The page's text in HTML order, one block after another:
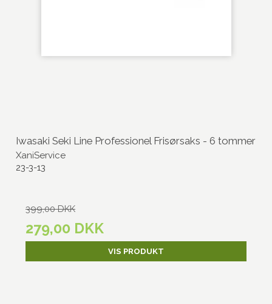
Iwasaki Seki Line Professionel Frisørsaks - 6 tommer
XaniService
23-3-13
399,00 DKK
279,00 DKK
VIS PRODUKT